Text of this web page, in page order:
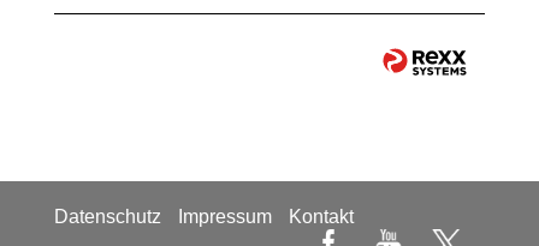
Datenschutz Impressum Kontakt